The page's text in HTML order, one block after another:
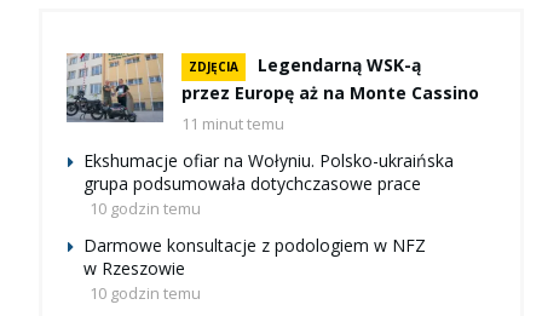
ZDJĘCIA
Legendarną WSK-ą
przez Europę aż na Monte Cassino
11 minut temu
Ekshumacje ofiar na Wołyniu. Polsko-ukraińska
grupa podsumowała dotychczasowe prace
10 godzin temu
Darmowe konsultacje z podologiem w NFZ
w Rzeszowie
10 godzin temu